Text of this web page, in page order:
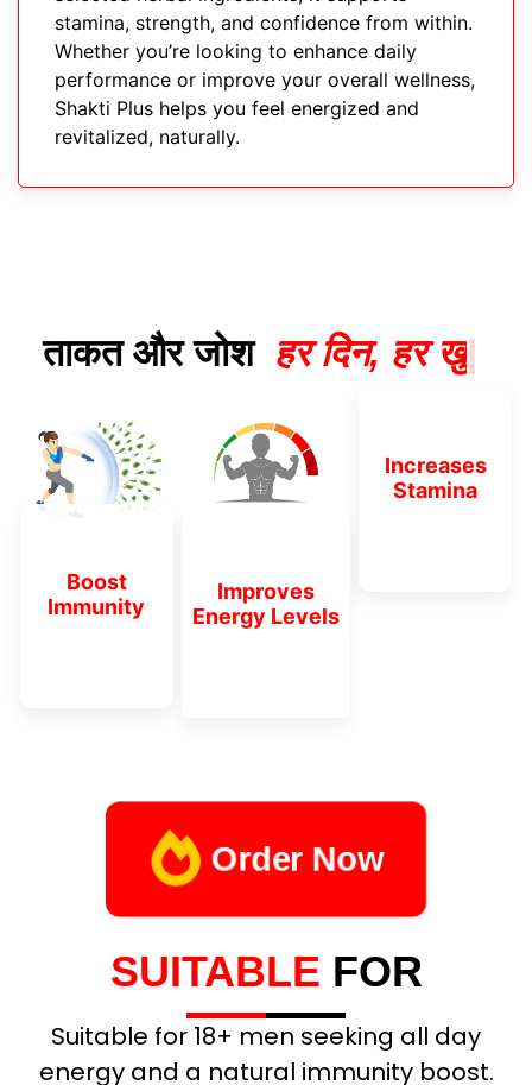
stamina, strength, and confidence from within.
Whether you’re looking to enhance daily
performance or improve your overall wellness,
Shakti Plus helps you feel energized and
revitalized, naturally.
ताकत और जोश हर दन, हर खर
Boost
Immunity
Improves
Energy Levels
Increases
Stamina
Order Now
SUITABLE FOR
Suitable for 18+ men seeking all day
energy and a natural immunity boost.